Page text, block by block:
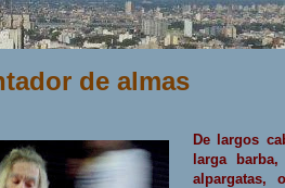
de almas
De largos
larga
alpargatas,